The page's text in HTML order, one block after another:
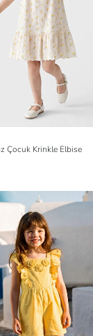
Çocuk Krinkle Elbise